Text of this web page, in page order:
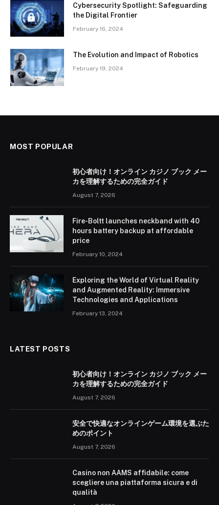
Cybersecurity Spotlight: Safeguarding
the Digital Frontier
February 16, 2024
The Evolution and Impact of Robotics
February 19, 2024
MOST POPULAR
初心者向け！オンライン カジノ ブック メー
カを理解するための完全ガイド
August 7, 2026
Fire-Boltt launches neckband with 40
hours battery backup at affordable
price
February 10, 2024
Exploring the World of Virtual Reality
and Augmented Reality: Immersive
Technologies and Applications
February 13, 2024
LATEST POSTS
初心者向け！オンライン カジノ ブック メー
カを理解するための完全ガイド
August 7, 2026
安全で快適なオンラインゲーム環境を選ぶた
めのポイント
August 7, 2026
Casino non AAMS affidabile: come
scegliere una piattaforma sicura e di
qualità